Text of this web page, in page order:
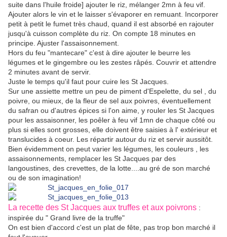
suite dans l'huile froide] ajouter le riz, mélanger 2mn à feu vif.
Ajouter alors le vin et le laisser s'évaporer en remuant. Incorporer
petit à petit le fumet très chaud, quand il est absorbé en rajouter
jusqu'à cuisson complète du riz. On compte 18 minutes en
principe. Ajuster l'assaisonnement.
Hors du feu "mantecare" c'est à dire ajouter le beurre les
légumes et le gingembre ou les zestes râpés. Couvrir et attendre
2 minutes avant de servir.
Juste le temps qu'il faut pour cuire les St Jacques.
Sur une assiette mettre un peu de piment d'Espelette, du sel , du
poivre, ou mieux, de la fleur de sel aux poivres, éventuellement
du safran ou d'autres épices si l'on aime, y rouler les St Jacques
pour les assaisonner, les poêler à feu vif 1mn de chaque côté ou
plus si elles sont grosses, elle doivent être saisies à l' extérieur et
translucides à coeur. Les répartir autour du riz et servir aussitôt.
Bien évidemment on peut varier les légumes, les couleurs , les
assaisonnements, remplacer les St Jacques par des
langoustines, des crevettes, de la lotte....au gré de son marché
ou de son imagination!
La recette des St Jacques aux truffes et aux poivrons :
inspirée du " Grand livre de la truffe"
On est bien d'accord c'est un plat de fête, pas trop bon marché il